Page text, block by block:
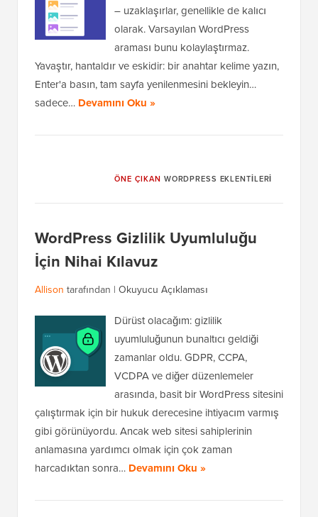
– uzaklaşırlar, genellikle de kalıcı
olarak. Varsayılan WordPress
araması bunu kolaylaştırmaz.
Yavaştır, hantaldır ve eskidir: bir anahtar kelime yazın,
Enter'a basın, tam sayfa yenilenmesini bekleyin…
sadece… Devamını Oku »
ÖNE ÇIKAN WORDPRESS EKLENTILERI
WordPress Gizlilik Uyumluluğu
İçin Nihai Kılavuz
Allison tarafından | Okuyucu Açıklaması
Dürüst olacağım: gizlilik
uyumluluğunun bunaltıcı geldiği
zamanlar oldu. GDPR, CCPA,
VCDPA ve diğer düzenlemeler
arasında, basit bir WordPress sitesini
çalıştırmak için bir hukuk derecesine ihtiyacım varmış
gibi görünüyordu. Ancak web sitesi sahiplerinin
anlamasına yardımcı olmak için çok zaman
harcadıktan sonra… Devamını Oku »